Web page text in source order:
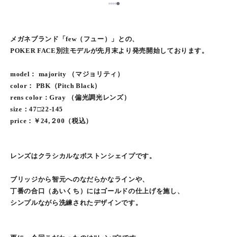
1234
メガネブランド「few（フュー）」との、
POKER FACE別注モデルが先月末より発売開始しております。
model： majority （マジョリティ）
color： PBK（Pitch Black）
rens color：Gray （偏光調光レンズ）
size：47□22-145
price：￥24,２00（税込）
レンズはクラシカルなボストンシェイプです。
ブリッジから智元へのなだらかなラインや、
丁番の合口（あいくち）にはゴールドの仕上げを施し、
シンプルながら洗練されたデザインです。